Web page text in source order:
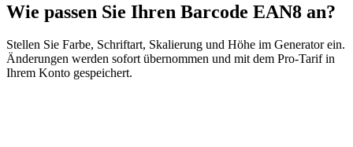
Wie passen Sie Ihren Barcode EAN8 an?
Stellen Sie Farbe, Schriftart, Skalierung und Höhe im Generator ein.
Änderungen werden sofort übernommen und mit dem Pro-Tarif in
Ihrem Konto gespeichert.